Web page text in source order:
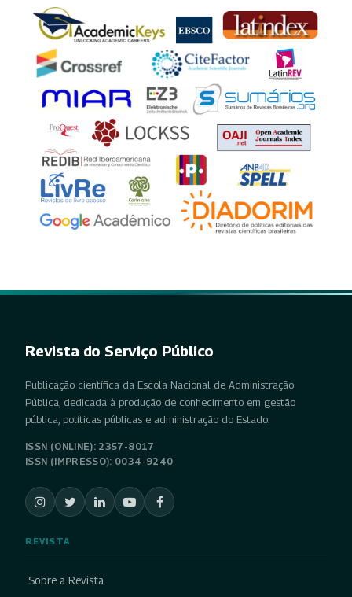
Revista do Serviço Público
Publicação científica da Escola Nacional de Administração
Pública, dedicada à produção de conhecimento em gestão
pública, políticas públicas e administração do Estado.
ISSN (ONLINE): 2357-8017
ISSN (IMPRESSO): 0034-9240
REVISTA
Sobre a Revista